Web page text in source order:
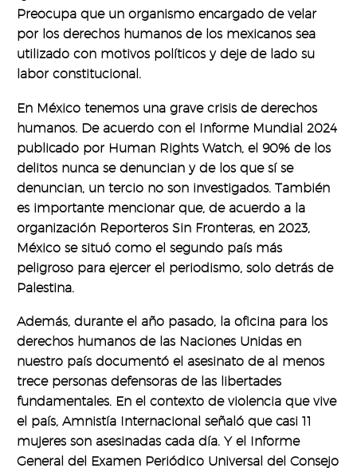
Preocupa que un organismo encargado de velar
por los derechos humanos de los mexicanos sea
utilizado con motivos políticos y deje de lado su
labor constitucional.
En México tenemos una grave crisis de derechos
humanos. De acuerdo con el Informe Mundial 2024
publicado por Human Rights Watch, el 90% de los
delitos nunca se denuncian y de los que sí se
denuncian, un tercio no son investigados. También
es importante mencionar que, de acuerdo a la
organización Reporteros Sin Fronteras, en 2023,
México se situó como el segundo país más
peligroso para ejercer el periodismo, solo detrás de
Palestina.
Además, durante el año pasado, la oficina para los
derechos humanos de las Naciones Unidas en
nuestro país documentó el asesinato de al menos
trece personas defensoras de las libertades
fundamentales. En el contexto de violencia que vive
el país, Amnistía Internacional señaló que casi 11
mujeres son asesinadas cada día. Y el Informe
General del Examen Periódico Universal del Consejo